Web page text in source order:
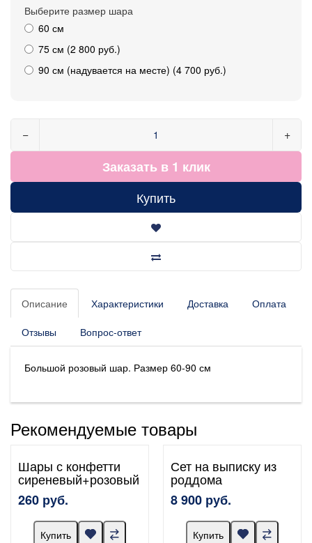
Выберите размер шара
60 см
75 см (2 800 руб.)
90 см (надувается на месте) (4 700 руб.)
− +
Заказать в 1 клик
Купить
Описание Характеристики Доставка Оплата
Отзывы Вопрос-ответ
Большой розовый шар. Размер 60-90 см
Рекомендуемые товары
Шары с конфетти
сиреневый+розовый
260 руб.
Купить
Сет на выписку из
роддома
8 900 руб.
Купить